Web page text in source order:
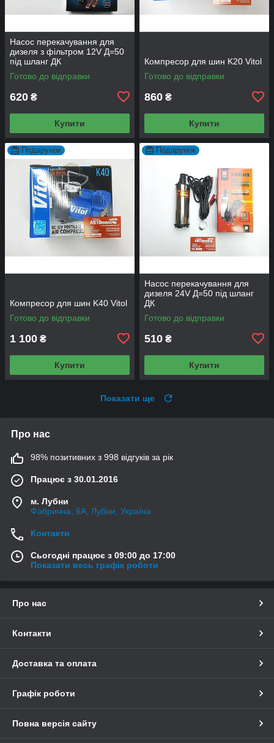
Насос перекачування для
дизеля з фільтром 12V Д=50
під шланг ДК
Готово до відправки
620 ₴
Купити
Компресор для шин K20 Vitol
Готово до відправки
860 ₴
Купити
Подарунок
Компресор для шин K40 Vitol
Готово до відправки
1 100 ₴
Купити
Подарунок
Насос перекачування для
дизеля 24V Д=50 під шланг
ДК
Готово до відправки
510 ₴
Купити
Показати ще
Про нас
98% позитивних з 998 відгуків за рік
Працює з 30.01.2016
м. Лубни
Фабрична, 6А, Лубни, Україна
Контакти
Сьогодні працює з 09:00 до 17:00
Показати весь графік роботи
Про нас
Контакти
Доставка та оплата
Графік роботи
Повна версія сайту